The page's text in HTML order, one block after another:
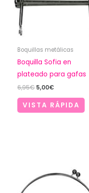
Boquillas metálicas
Boquilla Sofia en
plateado para gafas
6,95€ El
original
era:
5,00€El
actual
es:
VISTA RÁPIDA